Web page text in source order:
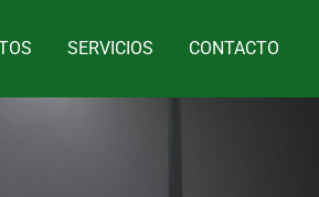
SERVICIOS CONTACTO